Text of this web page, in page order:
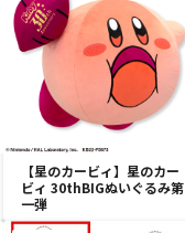
【星のカービィ】星のカー
ビィ 30thBIGぬいぐるみ第
一弾